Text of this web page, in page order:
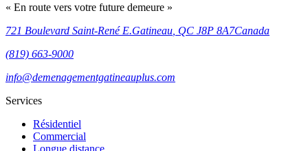
« En route vers votre future demeure »
721 Boulevard Saint-René E.Gatineau QC J8P 8A7Canada
(819) 663-9000
info@demenagementgatineauplus.com
Services
Résidentiel
Commercial
Longue distance